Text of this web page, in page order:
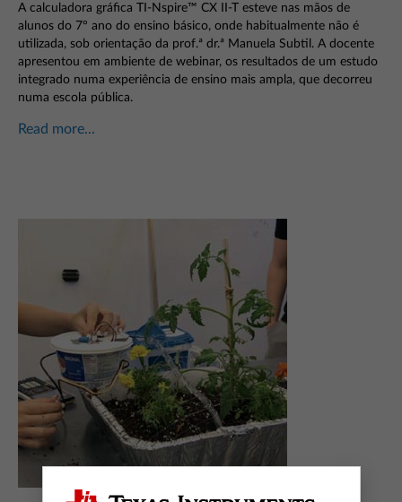
A calculadora gráfica TI-Nspire™ CX II-T esteve nas mãos de
alunos do 7º ano do ensino básico, onde habitualmente não é
utilizada, sob orientação da prof.ª dr.ª Manuela Subtil. A docente
apresentou em ambiente de webinar, os resultados de um estudo
integrado numa experiência de ensino mais ampla, que decorreu
numa escola pública.
Read more...
Newsletter